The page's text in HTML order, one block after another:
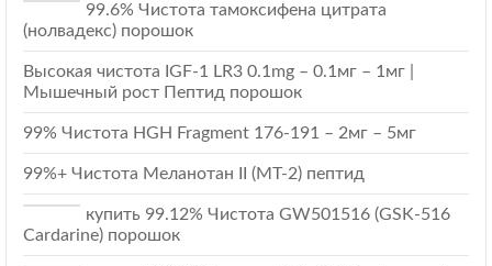
99.6% Чистота тамоксифена цитрата
(нолвадекс) порошок
Высокая чистота IGF-1 LR3 0.1mg – 0.1мг – 1мг |
Мышечный рост Пептид порошок
99% Чистота HGH Fragment 176-191 – 2мг – 5мг
99%+ Чистота Меланотан II (МТ-2) пептид
купить 99.12% Чистота GW501516 (GSK-516
Cardarine) порошок